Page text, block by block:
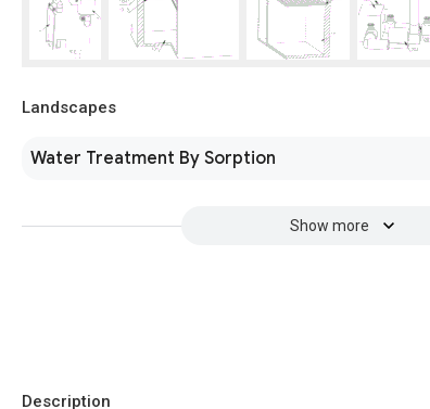
Landscapes
Water Treatment By Sorption
Show more
Description